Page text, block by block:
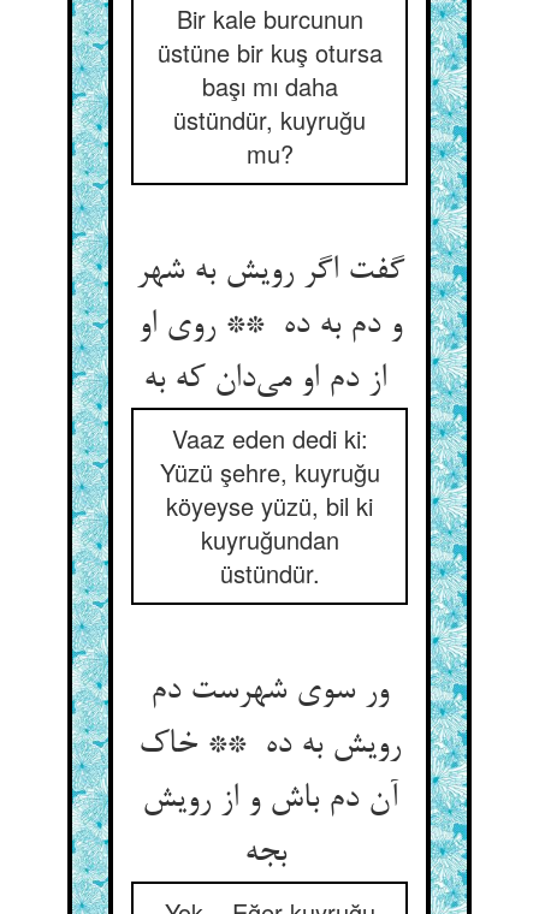
Bir kale burcunun
üstüne bir kuş otursa
başı mı daha
üstündür, kuyruğu
mu?
گفت اگر رویش به شهر
و دم به ده ** روی او
Vaaz eden dedi ki:
Yüzü şehre, kuyruğu
köyeyse yüzü, bil ki
kuyruğundan
üstündür.
ور سوی شهرست دم
رویش به ده ** خاک
آن دم باش و از رویش
بجه